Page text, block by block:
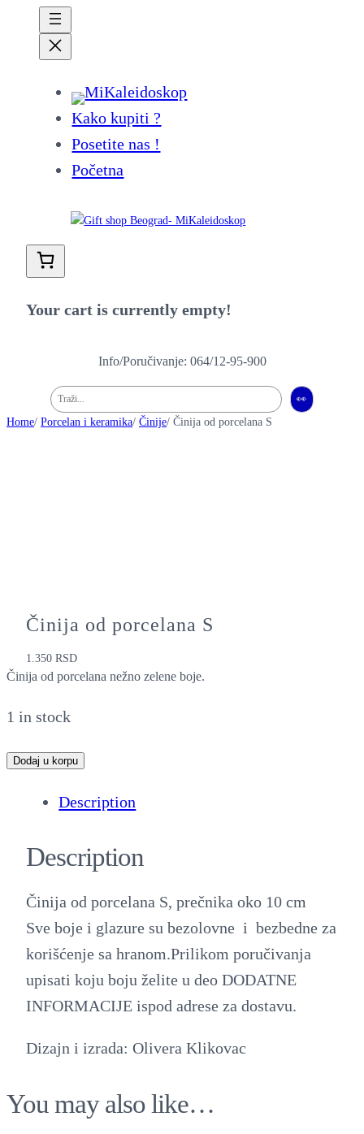
Kako kupiti ?
Posetite nas !
Početna
Your cart is currently empty!
Info/Poručivanje: 064/12-95-900
Pretraga 👀
Home/ Porcelan i keramika/ Činije/ Činija od porcelana S
Činija od porcelana S
1.350RSD
Činija od porcelana nežno zelene boje.
1 in stock
Č
l
Dodaj u korpu
Description
Description
Činija od porcelana S, prečnika oko 10 cm
Sve boje i glazure su bezolovne i bezbedne za
korišćenje sa hranom.Prilikom poručivanja
upisati koju boju želite u deo DODATNE
INFORMACIJE ispod adrese za dostavu.
Dizajn i izrada: Olivera Klikovac
You may also like…